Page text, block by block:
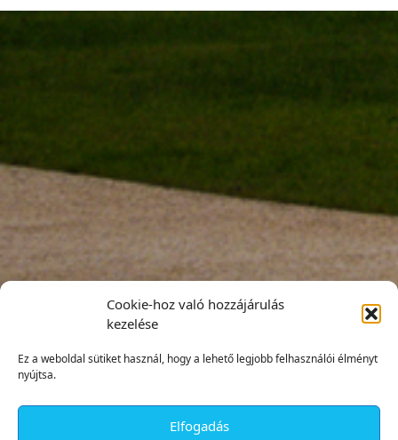
Cookie-hoz való hozzájárulás
kezelése
Ez a weboldal sütiket használ, hogy a lehető legjobb felhasználói élményt
nyújtsa.
Elfogadás